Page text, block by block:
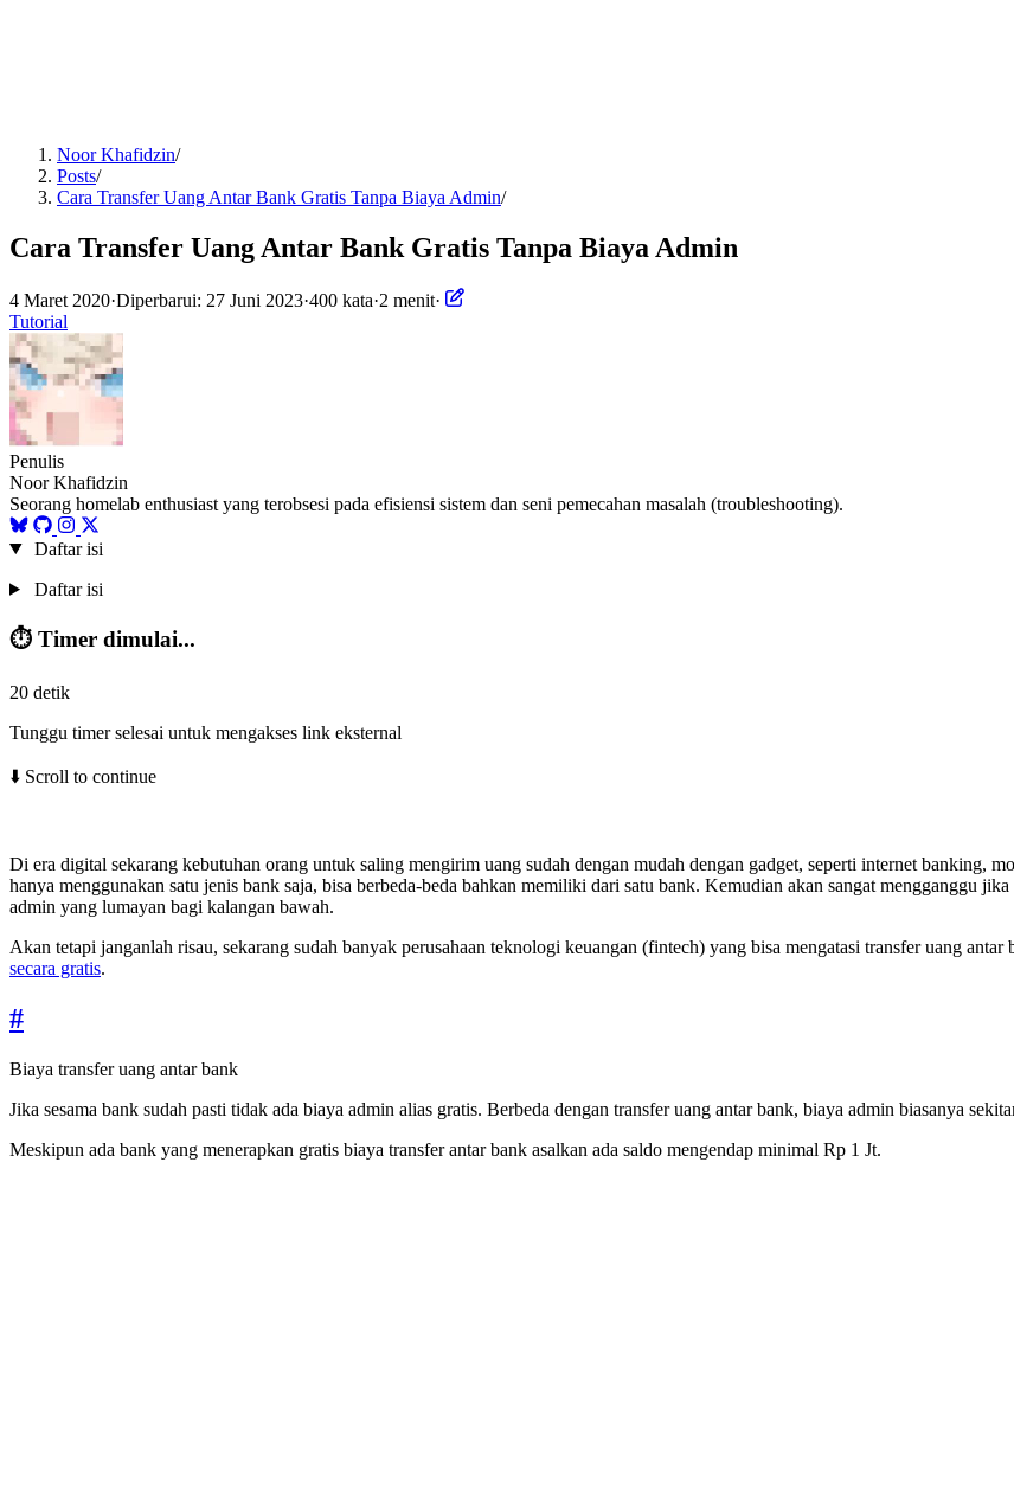
Noor Khafidzin/
Posts/
Cara Transfer Uang Antar Bank Gratis Tanpa Biaya Admin/
Cara Transfer Uang Antar Bank Gratis Tanpa Biaya Admin
4 Maret 2020·Diperbarui: 27 Juni 2023·400 kata·2 menit·
Tutorial
Penulis
Noor Khafidzin
Seorang homelab enthusiast yang terobsesi pada efisiensi sistem dan seni pemecahan masalah (troubleshooting).
Daftar isi
Daftar isi
⏱️ Timer dimulai...
20 detik
Tunggu timer selesai untuk mengakses link eksternal
⬇️ Scroll to continue
Di era digital sekarang kebutuhan orang untuk saling mengirim uang sudah dengan mudah dengan gadget, seperti internet banking,
hanya menggunakan satu jenis bank saja, bisa berbeda-beda bahkan memiliki dari satu bank. Kemudian akan sangat mengganggu
admin yang lumayan bagi kalangan bawah.
Akan tetapi janganlah risau, sekarang sudah banyak perusahaan teknologi keuangan (fintech) yang bisa mengatasi transfer uang
secara gratis.
#
Biaya transfer uang antar bank
Jika sesama bank sudah pasti tidak ada biaya admin alias gratis. Berbeda dengan transfer uang antar bank, biaya admin biasanya
Meskipun ada bank yang menerapkan gratis biaya transfer antar bank asalkan ada saldo mengendap minimal Rp 1 Jt.